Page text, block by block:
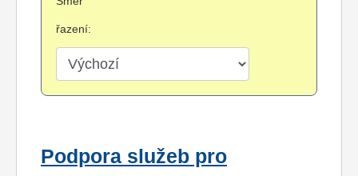
řazení:
Podpora služeb pro